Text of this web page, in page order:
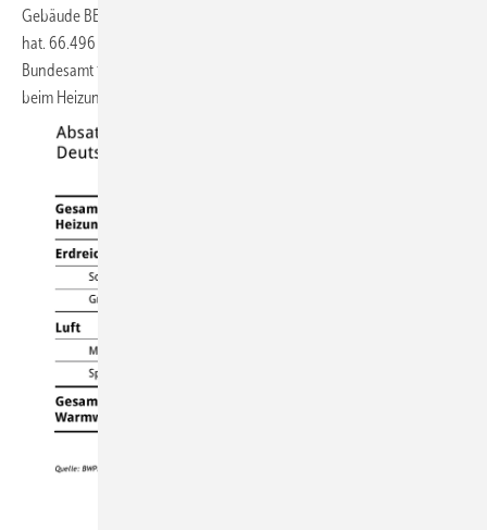
Gebäude BEG, die in diesem Jahr das Marktanreizprogramm abgelöst
hat. 66.496 Förderanträge für Wärmepumpen wurden beim
Bundesamt für Wirtschaft und Ausfuhrkontrolle allein für den Einsatz
beim Heizungstausch gestellt.